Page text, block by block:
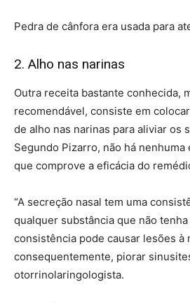
Pedra de cânfora era usada para
2. Alho nas narinas
Outra receita bastante conhecida,
recomendável, consiste em
de alho nas narinas para aliviar os
Segundo Pizarro, não há
que comprove a eficácia do
“A secreção nasal tem uma
qualquer substância que não
consistência pode causar lesões à
consequentemente, piorar
otorrinolaringologista.